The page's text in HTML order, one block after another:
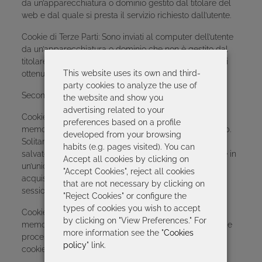
da un’apparecchiatura o dominio gestito dal titolare del
web e dal quale si presta il servizio richiesto dall’utente.
Cookie di Terze Parti: Sono inviati al computer dell’utente
da un’apparecchiatura o dominio che non è gestito dal
titolare del web, bensì da un’altra entità che tratta i dati
ottenuti attraverso i cookie.
Secondo il tempo in cui rimangono attivi.
Cookie di Sessione: sono progettati per raccogliere e
memorizzare dati mentre l’utente naviga su un sito web.
Solitamente memorizzano informazioni che vengono
salvate solo per prestare il servizio richiesto dall’utente in
un’unica occasione (ad esempio, una lista di prodotti
acquistati) e scompariranno una volta terminata la
sessione.
Cookie Persistenti: con questi cookie, i dati rimangono
memorizzati nel computer e possono essere acceduti e
processati per un tempo definito dal proprietario del
cookie, che può variare da pochi minuti a diversi anni.
This website uses its own and third-
party cookies to analyze the use of
the website and show you
advertising related to your
preferences based on a profile
developed from your browsing
habits (e.g. pages visited). You can
Accept all cookies by clicking on
"Accept Cookies", reject all cookies
that are not necessary by clicking on
"Reject Cookies" or configure the
types of cookies you wish to accept
by clicking on "View Preferences." For
more information see the "Cookies
policy" link.